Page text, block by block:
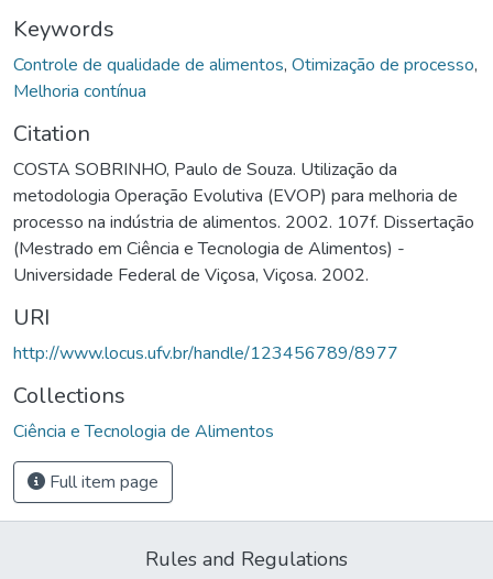
Keywords
Controle de qualidade de alimentos, Otimização de processo,
Melhoria contínua
Citation
COSTA SOBRINHO, Paulo de Souza. Utilização da
metodologia Operação Evolutiva (EVOP) para melhoria de
processo na indústria de alimentos. 2002. 107f. Dissertação
(Mestrado em Ciência e Tecnologia de Alimentos) -
Universidade Federal de Viçosa, Viçosa. 2002.
URI
http://www.locus.ufv.br/handle/123456789/8977
Collections
Ciência e Tecnologia de Alimentos
Full item page
Rules and Regulations